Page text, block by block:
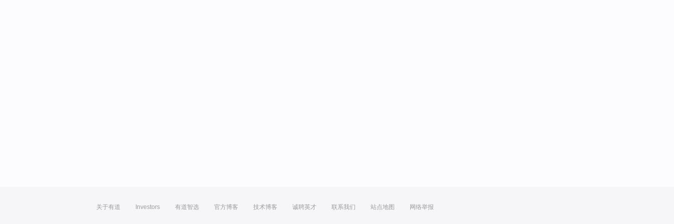
关于有道 Investors 有道智选 官方博客 技术博客 诚聘英才 联系我们 站点地图 网络举报